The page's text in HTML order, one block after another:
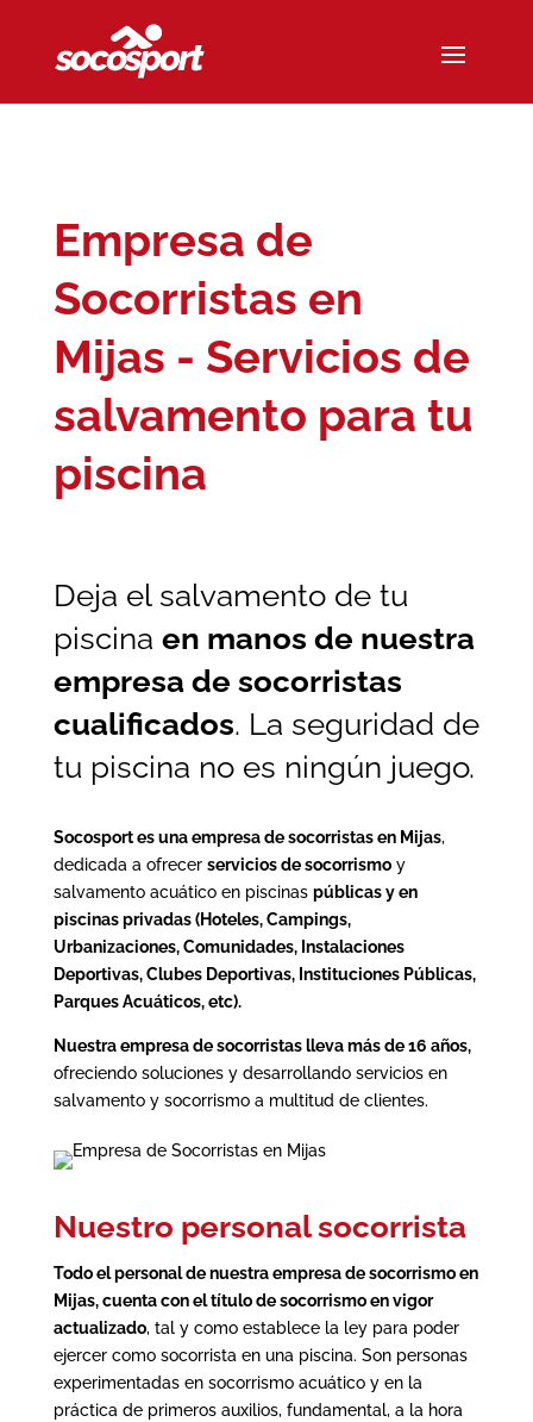
Empresa de
Socorristas en
Mijas - Servicios de
salvamento para tu
piscina
Deja el salvamento de tu
piscina en manos de nuestra
empresa de socorristas
cualificados. La seguridad de
tu piscina no es ningún juego.
Socosport es una empresa de socorristas en Mijas,
dedicada a ofrecer servicios de socorrismoy
salvamento acuático en piscinas públicas y en
piscinas privadas (Hoteles, Campings,
Urbanizaciones, Comunidades, Instalaciones
Deportivas, Clubes Deportivas, Instituciones Públicas,
Parques Acuáticos, etc).
Nuestra empresa de socorristas lleva más de 16 años,
ofreciendo soluciones y desarrollando servicios en
salvamento y socorrismo a multitud de clientes.
Nuestro personal socorrista
Todo el personal de nuestraempresa de socorrismo en
Mijas, cuenta con el título de socorrismo en vigor
actualizado, tal y como establece la ley para poder
ejercer como socorrista en una piscina. Son personas
experimentadas en socorrismo acuático y en la
práctica de primeros auxilios, fundamental, a la hora